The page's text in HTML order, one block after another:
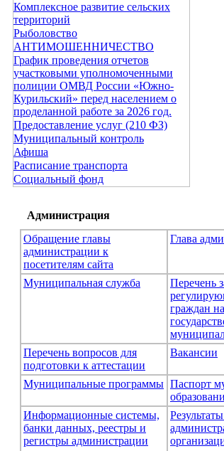
Комплексное развитие сельских
территорий
Рыболовство
АНТИМОШЕННИЧЕСТВО
График проведения отчетов
участковыми уполномоченными
полиции ОМВД России «Южно-
Курильский» перед населением о
проделанной работе за 2026 год.
Предоставление услуг (210 ФЗ)
Муниципальный контроль
Афиша
Расписание транспорта
Социальный фонд
Администрация
Обращение главы
администрации к
посетителям сайта
Глава
Муниципальная служба
Перечень
граждан на
Перечень вопросов для
подготовки к аттестации
Вакансии
Муниципальные программы Паспорт
Информационные системы,
банки данных, реестры и
регистры администрации